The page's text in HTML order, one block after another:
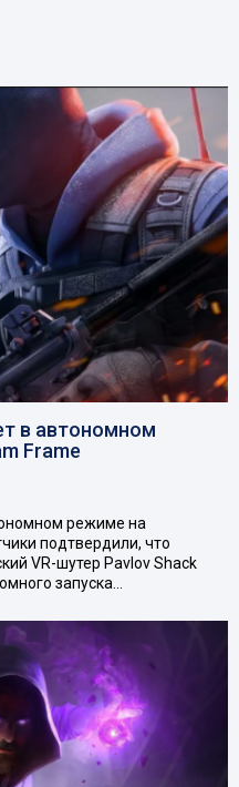
в автономном
Frame
режиме на
подтвердили, что
VR-шутер Pavlov Shack
запуска…